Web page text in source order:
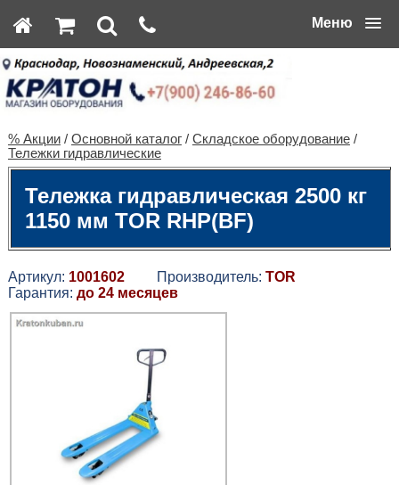
Меню
% Акции/ Основной каталог/ Складское оборудование/
Тележки гидравлические
Тележка гидравлическая 2500 кг
1150 мм TOR RHP(BF)
Артикул: 1001602Производитель: TOR
Гарантия: до 24 месяцев